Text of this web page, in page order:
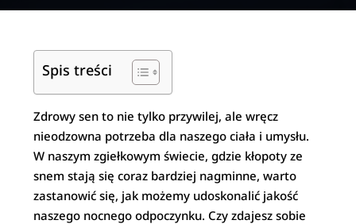
Spis treści
Zdrowy sen to nie tylko przywilej, ale wręcz
nieodzowna potrzeba dla naszego ciała i umysłu.
W naszym zgiełkowym świecie, gdzie kłopoty ze
snem stają się coraz bardziej nagminne, warto
zastanowić się, jak możemy udoskonalić jakość
naszego nocnego odpoczynku. Czy zdajesz sobie